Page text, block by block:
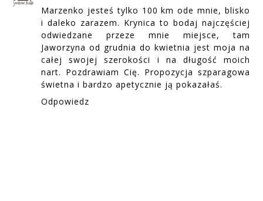
Marzenko jesteś tylko 100 km ode mnie, blisko
i daleko zarazem. Krynica to bodaj najczęściej
odwiedzane przeze mnie miejsce, tam
Jaworzyna od grudnia do kwietnia jest moja na
całej swojej szerokości i na długość moich
nart. Pozdrawiam Cię. Propozycja szparagowa
świetna i bardzo apetycznie ją pokazałaś.
Odpowiedz